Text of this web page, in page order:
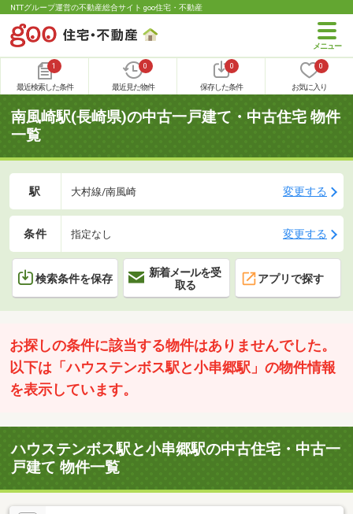
NTTグループ運営の不動産総合サイト goo住宅・不動産
1
最近検索した条件
0
最近見た物件
0
保存した条件
0
お気に入り
南風崎駅(長崎県)の中古一戸建て・中古住宅 物件
一覧
駅 大村線/南風崎 変更する
条件 指定なし 変更する
検索条件を保存
新着メールを受
取る
アプリで探す
お探しの条件に該当する物件はありませんでした。
以下は「ハウステンボス駅と小串郷駅」の物件情報
を表示しています。
ハウステンボス駅と小串郷駅の中古住宅・中古一
戸建て 物件一覧